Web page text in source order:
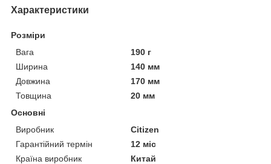
Характеристики
Розміри
Вага
190 г
Ширина
140 мм
Довжина
170 мм
Товщина
20 мм
Основні
Виробник
Citizen
Гарантійний термін
12 міс
Країна виробник
Китай